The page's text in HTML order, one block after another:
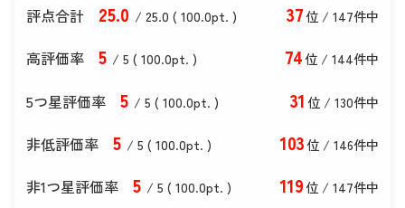
評点合計 25.0 / 25.0 ( 100.0pt. ) 37位 / 147件中
高評価率 5 / 5 ( 100.0pt. ) 74位 / 144件中
5つ星評価率 5 / 5 ( 100.0pt. ) 31 位 / 130件中
非低評価率 5 / 5 ( 100.0pt. ) 103位 / 146件中
非1つ星評価率 5 / 5 ( 100.0pt. ) 119位 / 147件中